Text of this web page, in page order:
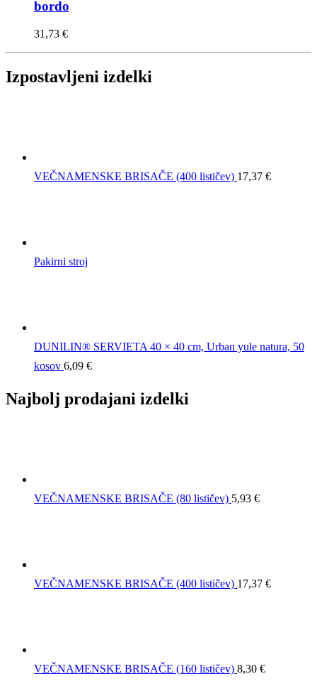
bordo
31,73 €
Izpostavljeni izdelki
VEČNAMENSKE BRISAČE (400 lističev) 17,37 €
Pakirni stroj
DUNILIN® SERVIETA 40 × 40 cm, Urban yule natura, 50
kosov 6,09 €
Najbolj prodajani izdelki
VEČNAMENSKE BRISAČE (80 lističev) 5,93 €
VEČNAMENSKE BRISAČE (400 lističev) 17,37 €
VEČNAMENSKE BRISAČE (160 lističev) 8,30 €